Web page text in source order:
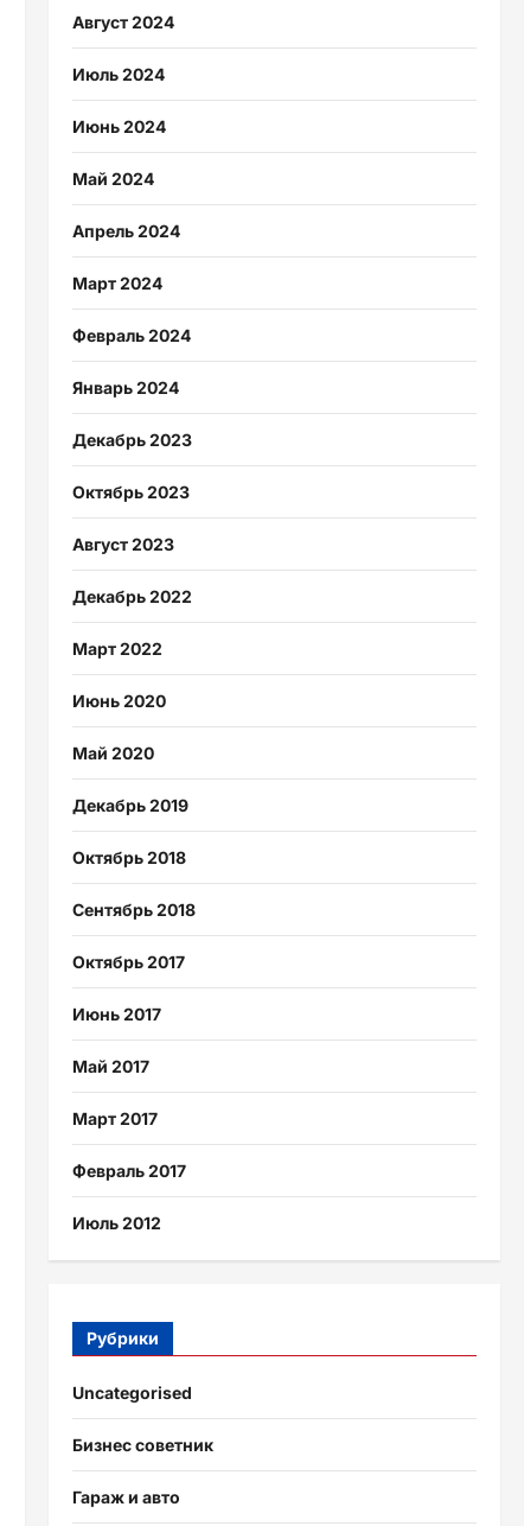
Август 2024
Июль 2024
Июнь 2024
Май 2024
Апрель 2024
Март 2024
Февраль 2024
Январь 2024
Декабрь 2023
Октябрь 2023
Август 2023
Декабрь 2022
Март 2022
Июнь 2020
Май 2020
Декабрь 2019
Октябрь 2018
Сентябрь 2018
Октябрь 2017
Июнь 2017
Май 2017
Март 2017
Февраль 2017
Июль 2012
Рубрики
Uncategorised
Бизнес советник
Гараж и авто